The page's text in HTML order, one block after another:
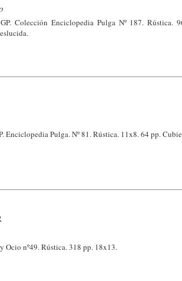
Colección Enciclopedia Pulga Nº 187. Rústica.
Enciclopedia Pulga. Nº 81. Rústica. 11x8. 64 pp.
Ocio nº49. Rústica. 318 pp. 18x13.